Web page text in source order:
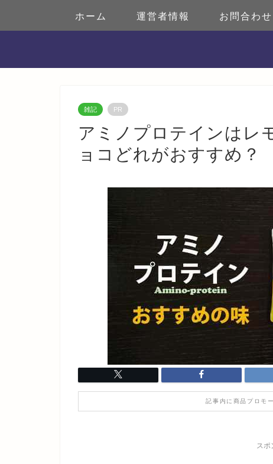
ホーム 運営者情報 お問合わせ
雑記 PR
アミノプロテインはレ
ョコどれがおすすめ？
記事内に商品プロモ
スポ